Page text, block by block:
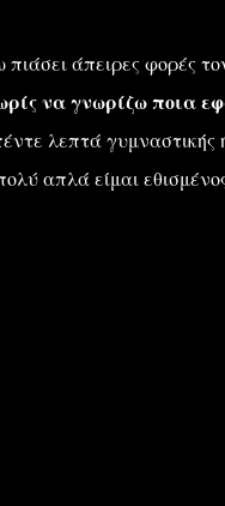
άπειρες φορές
να γνωρίζω ποια
λεπτά
απλά είμαι